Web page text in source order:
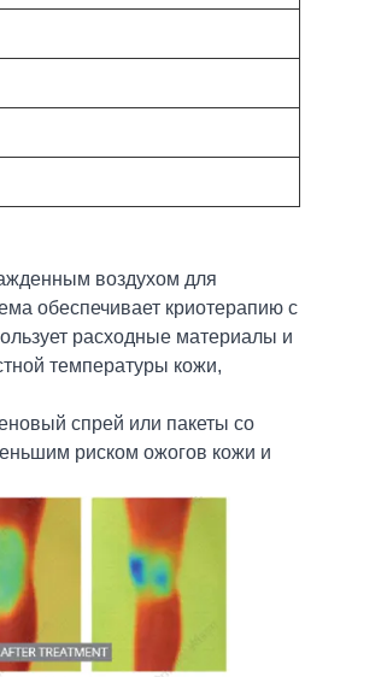
воздухом для
обеспечивает криотерапию с
расходные материалы и
температуры кожи,
спрей или пакеты со
риском ожогов кожи и